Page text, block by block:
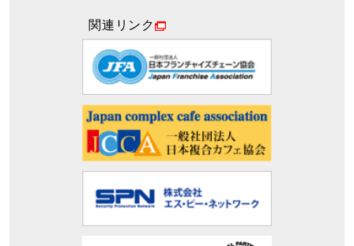
関連リンク